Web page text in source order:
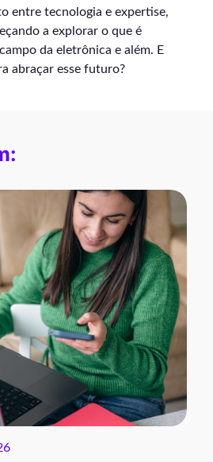
entre tecnologia e expertise,
a explorar o que é
da eletrônica e além. E
abraçar esse futuro?